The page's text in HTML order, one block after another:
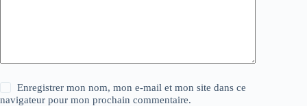
Enregistrer mon nom, mon e-mail et mon site dans ce
navigateur pour mon prochain commentaire.